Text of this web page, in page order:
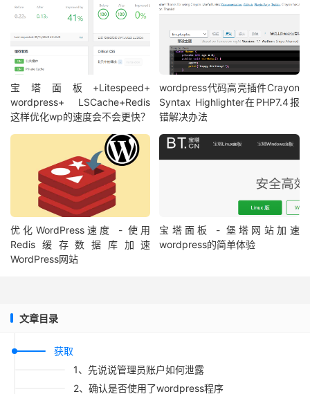
宝塔面板+Litespeed+
wordpress+ LSCache+Redis
这样优化wp的速度会不会更快？
wordpress代码高亮插件Crayon
Syntax Highlighter在PHP7.4报
错解决办法
优化WordPress速度 - 使用
Redis缓存数据库加速
WordPress网站
宝塔面板 - 堡塔网站加速
wordpress的简单体验
文章目录
获取
1、先说说管理员账户如何泄露
2、确认是否使用了wordpress程序